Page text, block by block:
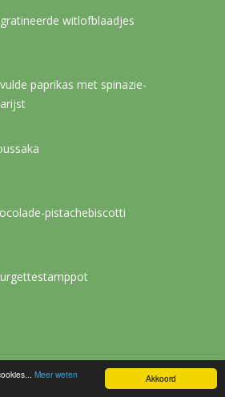
Akkoord
Meer weten
witlofblaadjes
paprikas met spinazie-
pistachebiscotti
Copyright © 2026.